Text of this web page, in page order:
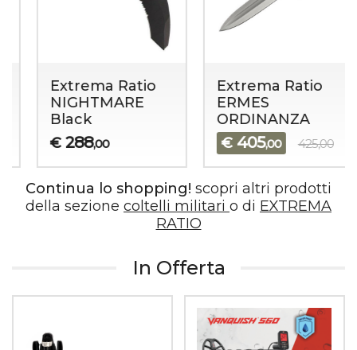
Extrema Ratio
NIGHTMARE
Black
288,00
Extrema Ratio
ERMES
ORDINANZA
405,00 425,00
Continua lo shopping! scopri altri prodotti
della sezione coltelli militari o di EXTREMA
RATIO
In Offerta